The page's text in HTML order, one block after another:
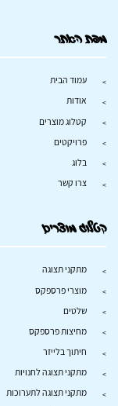
מפת האתר
עמוד הבית
אודות
קטלוג מוצרים
פרויקטים
בלוג
צרו קשר
קטלוג מוצרים
מתקני תצוגה
מוצרי פרספקס
שלטים
מחיצות פרספקס
חיתוך בלייזר
מתקני תצוגה לחנויות
מתקני תצוגה לתערוכות